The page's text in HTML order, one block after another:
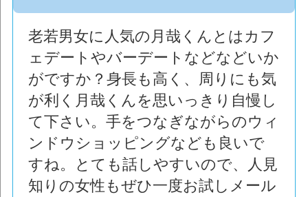
老若男女に人気の月哉くんとはカフ
ェデートやバーデートなどなどいか
がですか？身長も高く、周りにも気
が利く月哉くんを思いっきり自慢し
て下さい。手をつなぎながらのウィ
ンドウショッピングなども良いで
すね。とても話しやすいので、人見
知りの女性もぜひ一度お試しメール